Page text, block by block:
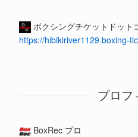
ボクシングチケットドット
https://hibikiriver1129.boxing-
プロフ
BoxRec プロ